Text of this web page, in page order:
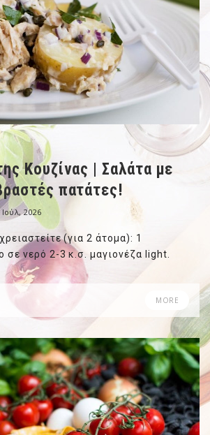
Κουζίνας | Σαλάτα με
πατάτες!
2026
(για 2 άτομα): 1
σε νερό 2-3 κ.σ. μαγιονέζα light.
MORE